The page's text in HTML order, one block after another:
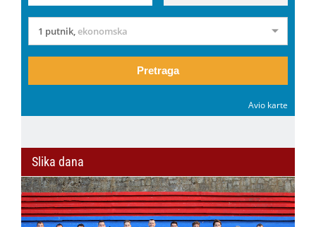
1 putnik,ekonomska
Pretraga
Avio karte
Slika dana